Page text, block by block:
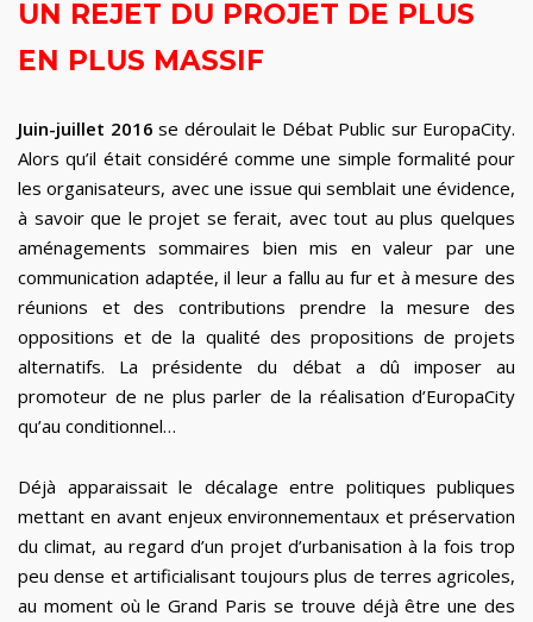
UN REJET DU PROJET DE PLUS
EN PLUS MASSIF
Juin-juillet 2016 se déroulait le Débat Public sur EuropaCity.
Alors qu’il était considéré comme une simple formalité pour
les organisateurs, avec une issue qui semblait une évidence,
à savoir que le projet se ferait, avec tout au plus quelques
aménagements sommaires bien mis en valeur par une
communication adaptée, il leur a fallu au fur et à mesure des
réunions et des contributions prendre la mesure des
oppositions et de la qualité des propositions de projets
alternatifs. La présidente du débat a dû imposer au
promoteur de ne plus parler de la réalisation d’EuropaCity
qu’au conditionnel…
Déjà apparaissait le décalage entre politiques publiques
mettant en avant enjeux environnementaux et préservation
du climat, au regard d’un projet d’urbanisation à la fois trop
peu dense et artificialisant toujours plus de terres agricoles,
au moment où le Grand Paris se trouve déjà être une des